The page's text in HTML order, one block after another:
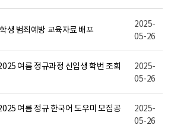
생 범죄예방 교육자료 배포
2025-
05-26
여름 정규과정 신입생 학번 조회
2025-
05-26
여름 정규 한국어 도우미 모집공
2025-
05-26